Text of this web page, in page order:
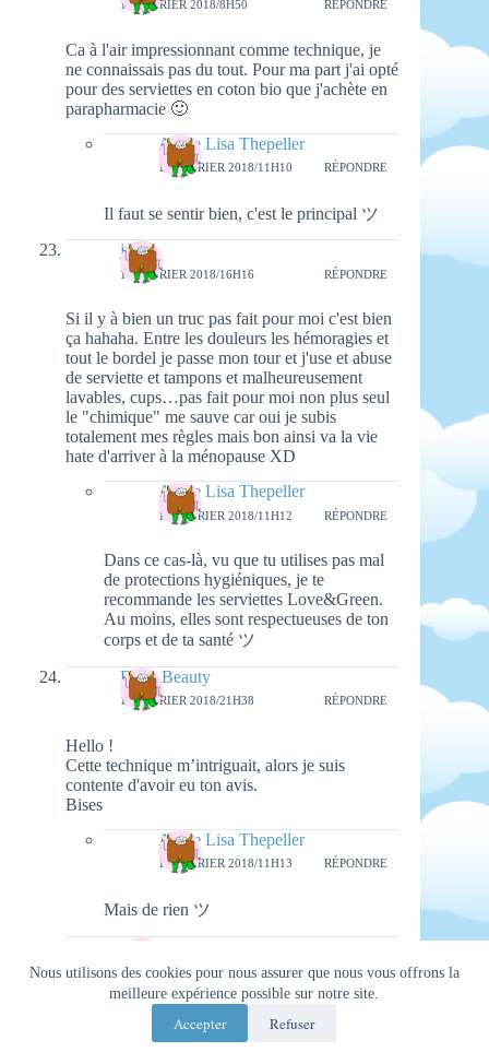
Nous utilisons des cookies pour nous assurer que nous vous offrons la
meilleure expérience possible sur notre site.
Accepter Refuser
17 FÉVRIER 2018/8H50 RÉPONDRE
Ca à l'air impressionnant comme technique, je
ne connaissais pas du tout. Pour ma part j'ai opté
pour des serviettes en coton bio que j'achète en
parapharmacie 🙂
Aimie Lisa Thepeller
19 FÉVRIER 2018/11H10 RÉPONDRE
Il faut se sentir bien, c'est le principal ツ
julia
17 FÉVRIER 2018/16H16 RÉPONDRE
Si il y à bien un truc pas fait pour moi c'est bien
ça hahaha. Entre les douleurs les hémoragies et
tout le bordel je passe mon tour et j'use et abuse
de serviette et tampons et malheureusement
lavables, cups…pas fait pour moi non plus seul
le "chimique" me sauve car oui je subis
totalement mes règles mais bon ainsi va la vie
hate d'arriver à la ménopause XD
Aimie Lisa Thepeller
19 FÉVRIER 2018/11H12 RÉPONDRE
Dans ce cas-là, vu que tu utilises pas mal
de protections hygiéniques, je te
recommande les serviettes Love&Green.
Au moins, elles sont respectueuses de ton
corps et de ta santé ツ
Forty Beauty
17 FÉVRIER 2018/21H38 RÉPONDRE
Hello !
Cette technique m’intriguait, alors je suis
contente d'avoir eu ton avis.
Bises
Aimie Lisa Thepeller
19 FÉVRIER 2018/11H13 RÉPONDRE
Mais de rien ツ
Sophie
18 FÉVRIER 2018/7H26 RÉPONDRE
J'en avais entendu parlé mais sans détail du
coup je ne connaissais pas 🙂 Par contre vu mon